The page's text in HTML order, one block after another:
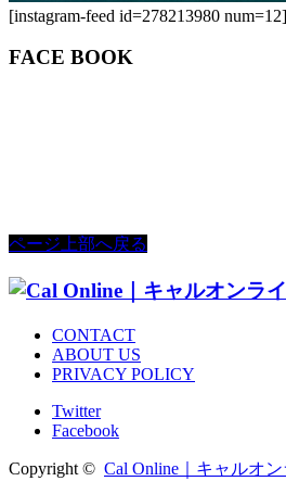
[instagram-feed id=278213980 num=12]
FACE BOOK
ページ上部へ戻る
CONTACT
ABOUT US
PRIVACY POLICY
Twitter
Facebook
Copyright © Cal Online｜キャルオ